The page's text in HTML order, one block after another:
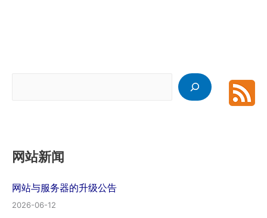
网站新闻
网站与服务器的升级公告
2026-06-12